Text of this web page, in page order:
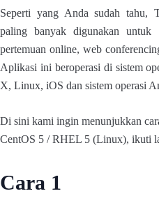
Seperti yang Anda sudah tahu,
paling banyak digunakan untuk
pertemuan online, web
Aplikasi ini beroperasi di sistem
X, Linux, iOS dan sistem operasi
Di sini kami ingin menunjukkan
CentOS 5 / RHEL 5 (Linux), ikuti
Cara 1